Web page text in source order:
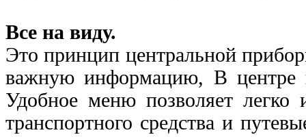
Все на виду.
Это принцип центральной
важную информацию, В центре
Удобное меню позволяет легко
транспортного средства и